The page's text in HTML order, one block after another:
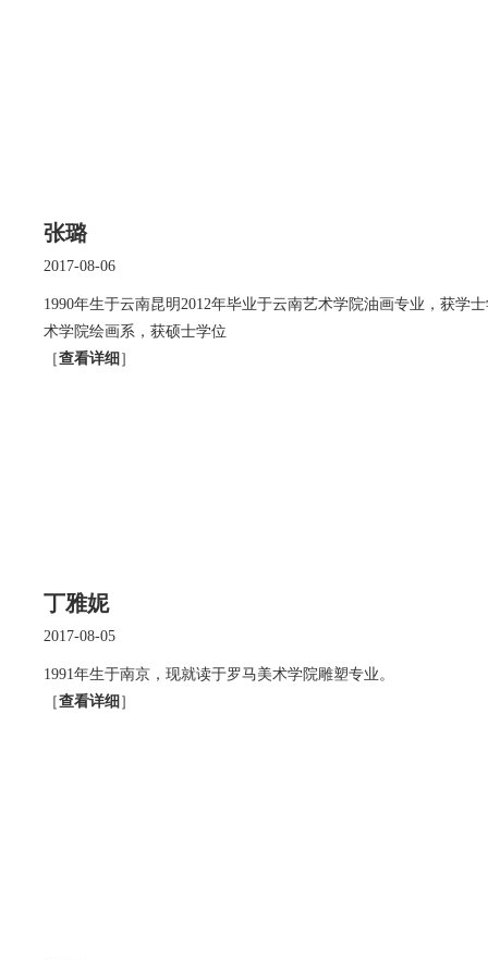
张璐
2017-08-06
1990年生于云南昆明2012年毕业于云南艺术学院油画专业，获学
术学院绘画系，获硕士学位
［查看详细 ］
丁雅妮
2017-08-05
1991年生于南京，现就读于罗马美术学院雕塑专业。
［查看详细 ］